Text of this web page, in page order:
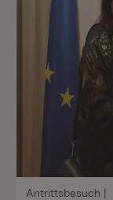
Antrittsbesuch